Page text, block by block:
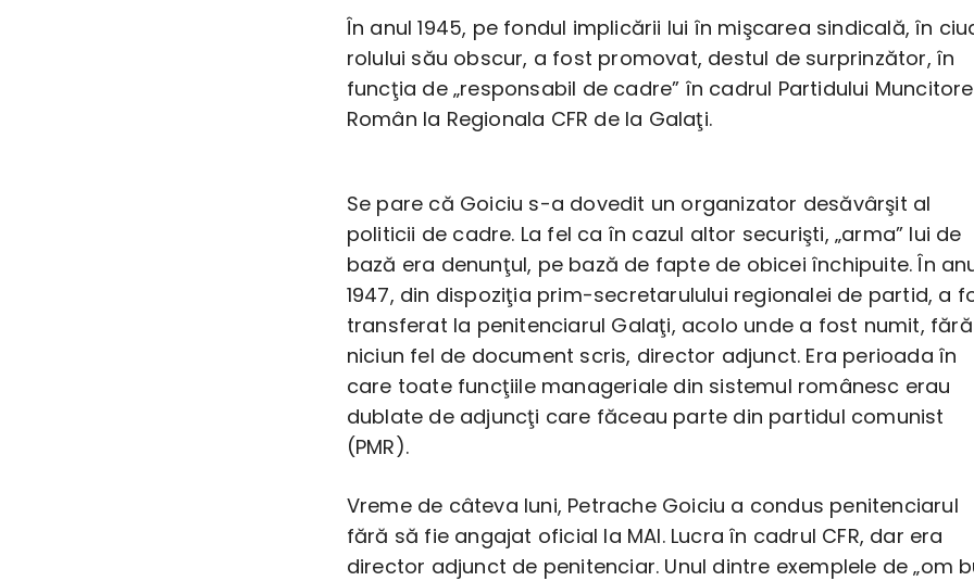
În anul 1945, pe fondul implicării lui în mişcarea sindicală, în
rolului său obscur, a fost promovat, destul de surprinzător, în
funcţia de „responsabil de cadre” în cadrul Partidului
Român la Regionala CFR de la Galaţi.
Se pare că Goiciu s-a dovedit un organizator desăvârşit al
politicii de cadre. La fel ca în cazul altor securişti, „arma” lui de
bază era denunţul, pe bază de fapte de obicei închipuite. În
1947, din dispoziţia prim-secretarulului regionalei de partid, a
transferat la penitenciarul Galaţi, acolo unde a fost numit, fără
niciun fel de document scris, director adjunct. Era perioada în
care toate funcţiile manageriale din sistemul românesc erau
dublate de adjuncţi care făceau parte din partidul comunist
(PMR).
Vreme de câteva luni, Petrache Goiciu a condus penitenciarul
fără să fie angajat oficial la MAI. Lucra în cadrul CFR, dar era
director adjunct de penitenciar. Unul dintre exemplele de „om